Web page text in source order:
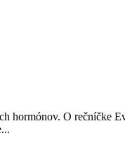
hormónov. O rečníčke